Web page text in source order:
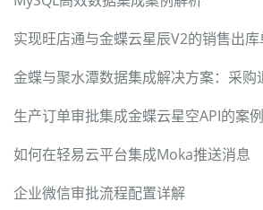
实现旺店通与金蝶云星辰V2的销售出
金蝶与聚水潭数据集成解决方案：采购
生产订单审批集成金蝶云星空API的案
如何在轻易云平台集成Moka推送消息
企业微信审批流程配置详解